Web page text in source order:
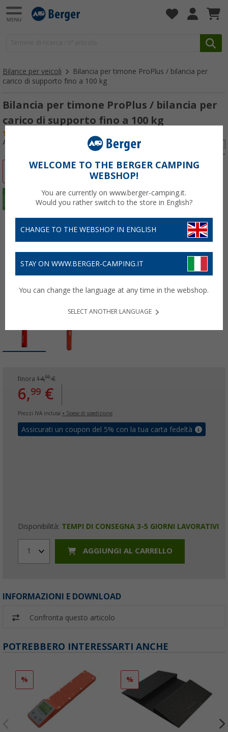
Bilance per veicoli
Bilancia per timone ProPlus / bilancia per
carico di supporto fino a 100 kg
Bilancia per timone ProPlus / bilancia per
carico di supporto fino a 100 kg
Articolo n: 162500
-53%
finora 14,99€
6,99 €
Prezzi IVA inclusa + Spese di spedizione
Assicurati un coupon del 5% con la tua carta fedeltà
Disponibilità: TEMPI DI CONSEGNA 3-5 GIORNI LAVORATIVI
1 AGGIUNGI AL CARRELLO
INFORMAZIONI E DOWNLOAD
Confronta questo articolo
POTREBBERO INTERESSARTI ANCHE
% %
WELCOME TO THE BERGER CAMPING
WEBSHOP!
You are currently on www.berger-camping.it.
Would you rather switch to the store in English?
CHANGE TO THE WEBSHOP IN ENGLISH
STAY ON WWW.BERGER-CAMPING.IT
You can change the language at any time in the webshop.
SELECT ANOTHER LANGUAGE